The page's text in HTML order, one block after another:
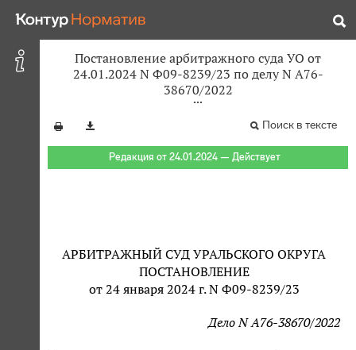
Постановление арбитражного суда УО от
24.01.2024 N Ф09-8239/23 по делу N А76-
38670/2022
Поиск в тексте
Редакция от 24.01.2024 — Действует
АРБИТРАЖНЫЙ СУД УРАЛЬСКОГО ОКРУГА
ПОСТАНОВЛЕНИЕ
от 24 января 2024 г. N Ф09-8239/23
Дело N А76-38670/2022